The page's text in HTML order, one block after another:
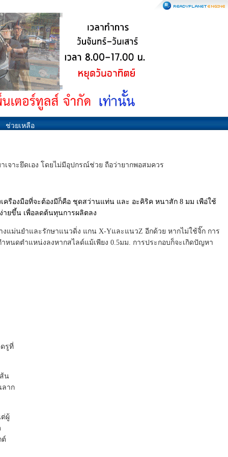
ช่วยเหลือ
จาะยึดเอง โดยไม่มีอุปกรณ์ช่วย ถือว่ายากพอสมควร
ครืองมือที่จะต้องมีก็คือ ชุดสว่านแท่น และ อะคิริค หนาสัก 8 มม เพือ่ใช้
ายขึ้น เพื่อลดต้นทุนการผลิตลง
แม่นยำและรักษาแนวดิ่ง แกน X-YและแนวZ อีกด้วย หากไม่ใช้จิ๊ก การ
หนดตำแหน่งลงหากสไลด์แม้เพียง 0.5มม. การประกอบก็จะเกิดปัญหา
รูที่
น
ลาก
ผู้
ต์